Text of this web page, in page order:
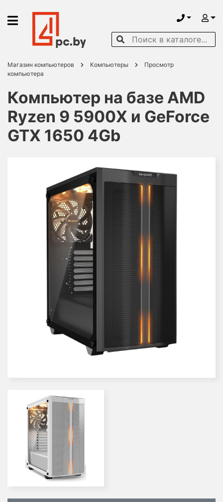
Магазин компьютеров Компьютеры
Просмотр
компьютера
Компьютер на базе AMD
Ryzen 9 5900X и GeForce
GTX 1650 4Gb